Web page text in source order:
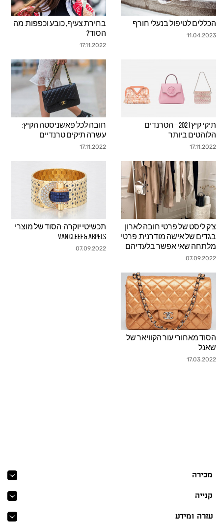
js.link_more
הכללים לטיפול בנעלי חורף
11.04.2023
js.link_more
בחירת צעיף, כובע וכפפות. מה
הסוד?
17.11.2022
js.link_moreתיקי קיץ 2021 – הטרנדים
הלוהטים ביותר
17.11.2022
js.link_more
חובה לכל פאשניסטה הקיץ:
עשרה תיקים טרנדיים
17.11.2022
js.link_more
צ'ק ליסט של פרטי חובה לארון
בגדים של אישה מודרנית: פרטי
מלתחה שאי אפשר בלעדיהם
07.09.2022
js.link_more
תכשיטי יוקרה: הסוד של מוצרי
VAN CLEEF & ARPELS
07.09.2022
js.link_more
הסוד מאחורי עור הקוויאר של
שאנל
17.03.2022
מכירה
קנייה
עזרה ומידע